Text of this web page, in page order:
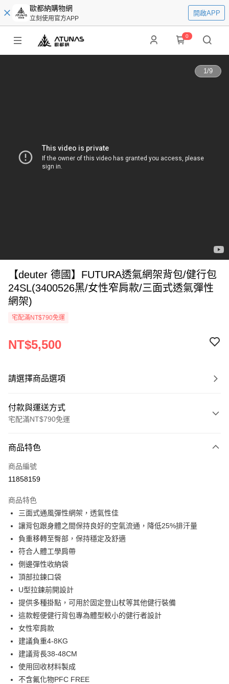
歐都納購物網
立刻使用官方APP
開啟APP
0
1/9
【deuter 德國】FUTURA透氣網架背包/健行包
24SL(3400526黑/女性窄肩款/三面式透氣彈性
網架)
宅配滿NT$790免運
NT$5,500
請選擇商品選項
付款與運送方式
宅配滿NT$790免運
信用卡一次付款
信用卡分期付款
合作金庫商業銀行
華南商業銀行
上海商業儲蓄銀行
台北富邦商業銀行
國泰世華商業銀行
兆豐國際商業銀行
臺灣中小企業銀行
匯豐（台灣）商業銀行
聯邦商業銀行
元大商業銀行
玉山商業銀行
台新國際商業銀行
中國信託商業銀行
台灣樂天信用卡公司
6 期 0 利率 每期
華南商業銀行
彰化商業銀行
上海商業儲蓄銀行
台北富邦商業銀行
國泰世華商業銀行
臺灣中小企業銀行
匯豐（台灣）商業銀行
聯邦商業銀行
元大商業銀行
玉山商業銀行
星展（台灣）商業銀行
台新國際商業銀行
中國信託商業銀行
台灣樂天信用卡公司
LINE Pay
Apple Pay
悠遊付
Google Pay
全盈+PAY
大哥付你分期
相關說明
【大哥付你分期使用說明】
1.本服務由台灣大哥大提供，台灣大哥大用戶可立即使用無須另外申請。
流程，驗證手機門號後，選擇欲分期的期數、繳款截止日，確認付款後即完
成交易。
ATM付款
運送方式
商品特色
商品編號
11858159
商品特色
三面式通風彈性網架，透氣性佳
讓背包跟身體之間保持良好的空氣流通，降低25%排汗量
負重移轉至臀部，保持穩定及舒適
符合人體工學肩帶
側邊彈性收納袋
頂部拉鍊口袋
U型拉鍊前開設計
提供多種掛點，可用於固定登山杖等其他健行裝備
這款輕便健行背包專為體型較小的健行者設計
女性窄肩款
建議負重4-8KG
建議背長38-48CM
使用回收材料製成
不含氟化物PFC FREE